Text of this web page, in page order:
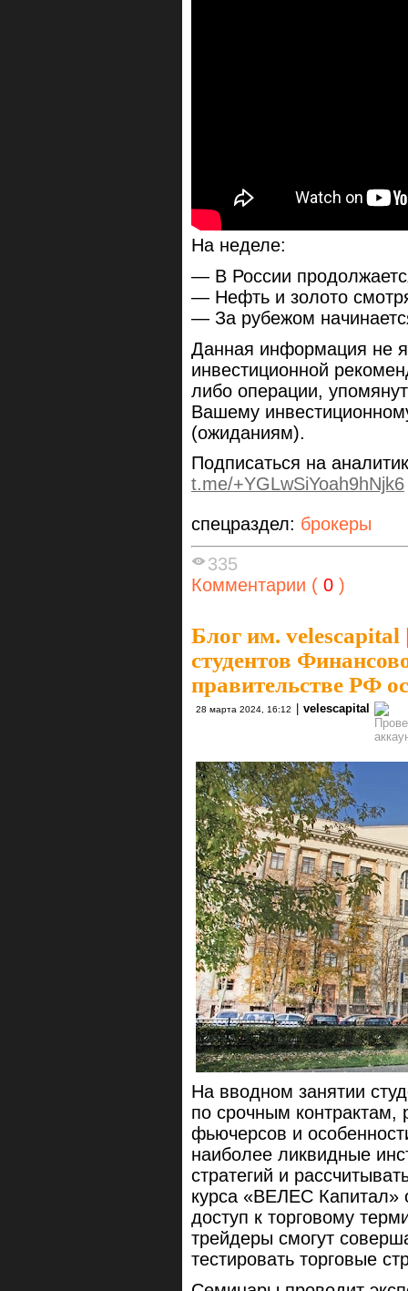
На неделе:
— В России
— Нефть и золото
— За рубежом
Данная информация не
инвестиционной
либо операции,
Вашему
(ожиданиям).
Подписаться на
t.me/+YGLwSiYoah9hNjk6
спецраздел: брокеры
335
Комментарии ( 0 )
Блог им. velescapital
студентов
правительстве РФ
28 марта 2024, 16:12 velescapital
На вводном занятии
по срочным контрактам,
фьючерсов и
наиболее ликвидные
стратегий и
курса «ВЕЛЕС Капитал»
доступ к торговому
трейдеры смогут
тестировать торговые